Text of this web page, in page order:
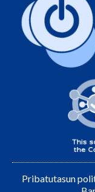
Pribatutasun